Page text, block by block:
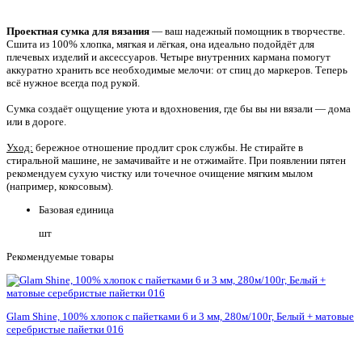
Проектная сумка для вязания — ваш надежный помощник в творчестве.
Сшита из 100% хлопка, мягкая и лёгкая, она идеально подойдёт для
плечевых изделий и аксессуаров. Четыре внутренних кармана помогут
аккуратно хранить все необходимые мелочи: от спиц до маркеров. Теперь
всё нужное всегда под рукой.
Сумка создаёт ощущение уюта и вдохновения, где бы вы ни вязали — дома
или в дороге.
Уход: бережное отношение продлит срок службы. Не стирайте в
стиральной машине, не замачивайте и не отжимайте. При появлении пятен
рекомендуем сухую чистку или точечное очищение мягким мылом
(например, кокосовым).
Базовая единица
шт
Рекомендуемые товары
Glam Shine, 100% хлопок с пайетками 6 и 3 мм, 280м/100г, Белый + матовые
серебристые пайетки 016